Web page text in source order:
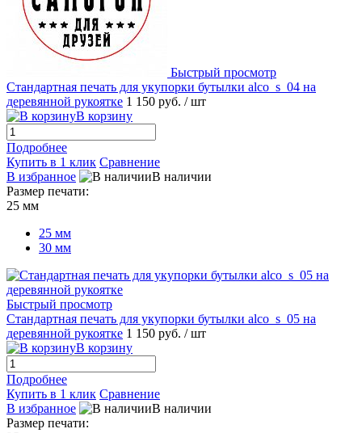
Быстрый просмотр
Стандартная печать для укупорки бутылки alco_s_04 на
деревянной рукоятке 1 150 руб. / шт
В корзину
Подробнее
Купить в 1 клик Сравнение
В избранное
В наличии
Размер печати:
25 мм
25 мм
30 мм
Быстрый просмотр
Стандартная печать для укупорки бутылки alco_s_05 на
деревянной рукоятке 1 150 руб. / шт
В корзину
Подробнее
Купить в 1 клик Сравнение
В избранное
В наличии
Размер печати: